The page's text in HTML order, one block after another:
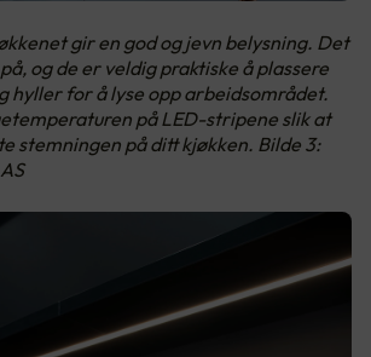
gir en god og jevn belysning. Det
og de er veldig praktiske å plassere
hyller for å lyse opp arbeidsområdet.
på LED-stripene slik at
stemningen på ditt kjøkken. Bilde 3: